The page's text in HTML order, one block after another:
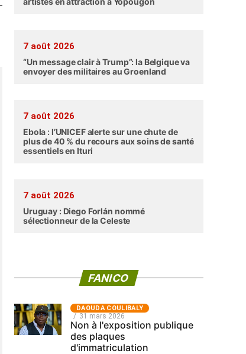
7 août 2026
“Un message clair à Trump”: la Belgique va
envoyer des militaires au Groenland
7 août 2026
Ebola : l’UNICEF alerte sur une chute de
plus de 40 % du recours aux soins de santé
essentiels en Ituri
7 août 2026
Uruguay : Diego Forlán nommé
sélectionneur de la Celeste
FANICO
‎DAOUDA COULIBALY
31 mars 2026
Non à l'exposition publique
des plaques
d'immatriculation